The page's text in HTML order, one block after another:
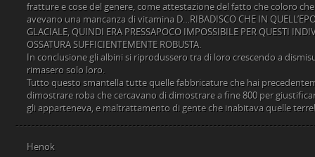
fratture e cose del genere, come attestazione del fatto che coloro
avevano una mancanza di vitamina D…RIBADISCO CHE IN
GLACIALE, QUINDI ERA PRESSAPOCO IMPOSSIBILE PER QUESTI
OSSATURA SUFFICIENTEMENTE ROBUSTA.
In conclusione gli albini si riprodussero tra di loro crescendo a
rimasero solo loro.
Tutto questo smantella tutte quelle fabbricature che hai
dimostrare roba che cercavano di dimostrare a fine 800 per
gli apparteneva, e maltrattamento di gente che inabitava quelle terre!
Henok